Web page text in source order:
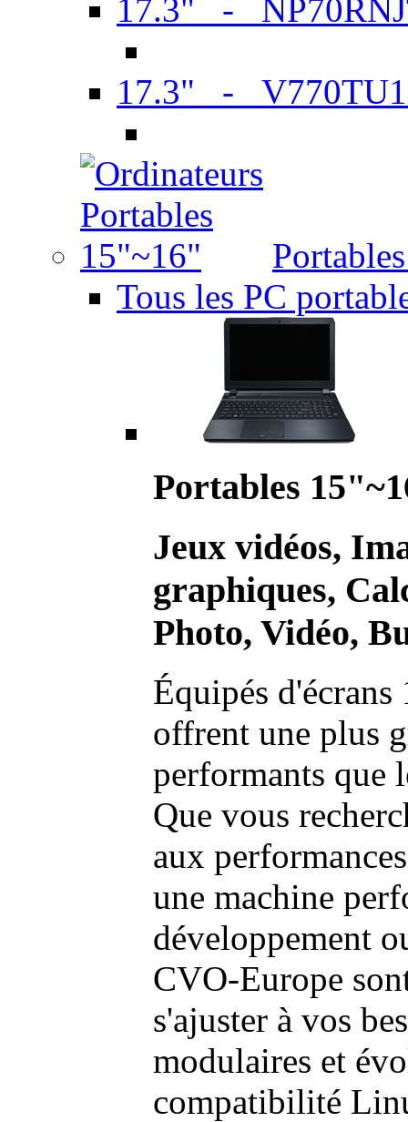
17.3" -
17.3" -
Tous les PC
Portables
Jeux vidéos,
graphiques,
Photo, Vidéo,
Équipés
offrent une plus
performants que
Que vous
aux
une machine
développement
CVO-Europe
s'ajuster à vos
modulaires et
compatibilité